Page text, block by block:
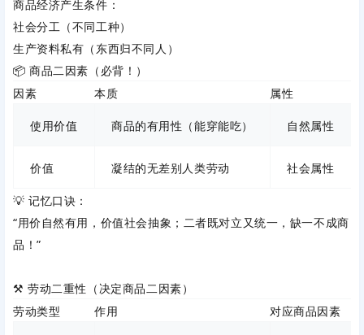
商品经济产生条件 ：
社会分工（不同工种）
生产资料私有（东西归不同人）
📦 商品二因素（必背！）
因素
本质 属性
使用价值 商品的有用性（能穿能吃） 自然属性
价值 凝结的无差别人类劳动 社会属性
💡 记忆口诀 ：
“用价自然有用，价值社会抽象；二者既对立又统一，缺一不成商
品！”
⚒️ 劳动二重性（决定商品二因素）
劳动类型
作用 对应商品因素